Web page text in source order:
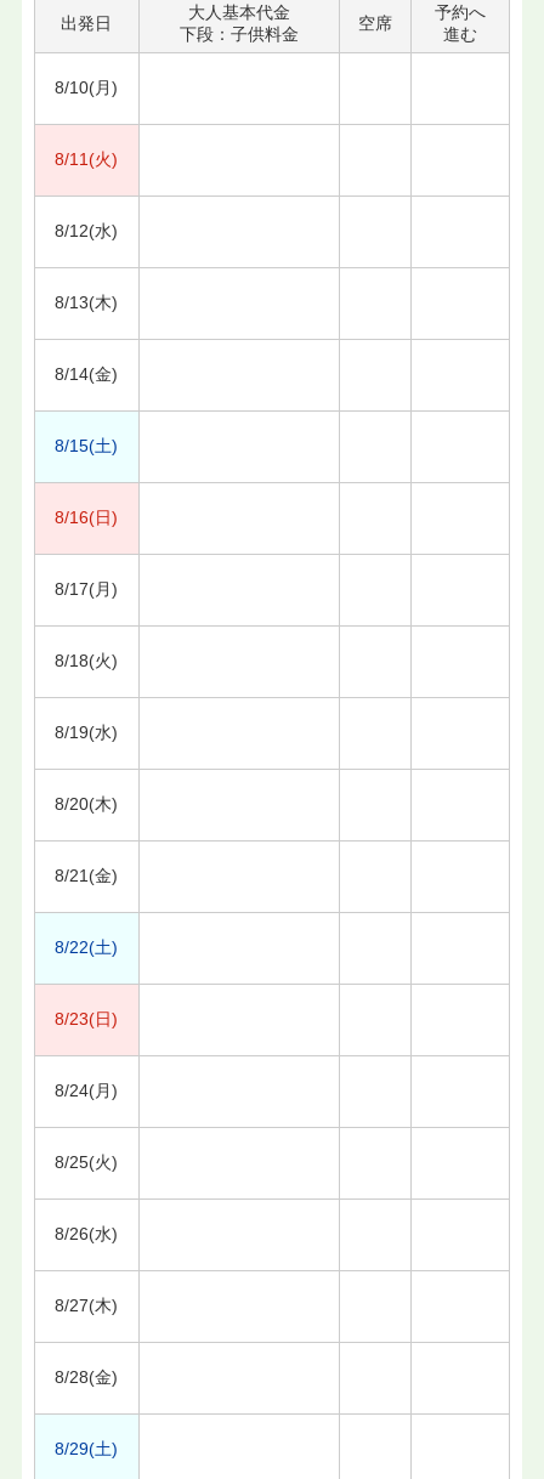
出発日
大人基本代金
下段：子供料金
空席
予約へ
進む
8/10(月)
8/11(火)
8/12(水)
8/13(木)
8/14(金)
8/15(土)
8/16(日)
8/17(月)
8/18(火)
8/19(水)
8/20(木)
8/21(金)
8/22(土)
8/23(日)
8/24(月)
8/25(火)
8/26(水)
8/27(木)
8/28(金)
8/29(土)